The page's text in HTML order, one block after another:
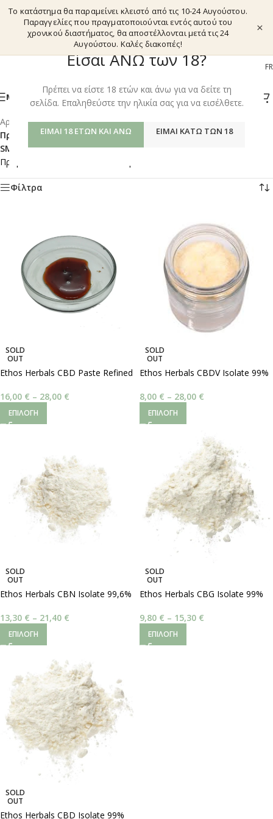
Είσαι ΑΝΩ των 18?
Πρέπει να είστε 18 ετών και άνω για να δείτε τη
σελίδα. Επαληθεύστε την ηλικία σας για να εισέλθετε.
ΕΊΜΑΙ 18 ΕΤΏΝ ΚΑΙ ΆΝΩ ΕΊΜΑΙ ΚΆΤΩ ΤΩΝ 18
Το κατάστημα θα παραμείνει κλειστό από τις 10-24 Αυγούστου.
Παραγγελίες που πραγματοποιούνται εντός αυτού του
χρονικού διαστήματος, θα αποστέλλονται μετά τις 24
Αυγούστου. Καλές διακοπές!
×
EL FR
ΜΕΝΟΎ
Αρχική σελίδα/Shop/
Προϊόντα με ετικέτα “CANNABIS ISOLATES – AFTERNOON
SMOKE & VAPE”
Προβάλλονται όλα - 5 αποτελέσματα
Φίλτρα
SOLD
OUT
Ethos Herbals CBD Paste Refined
16,00 € – 28,00 €
ΕΠΙΛΟΓΉ
SOLD
OUT
Ethos Herbals CBDV Isolate 99%
8,00 € – 28,00 €
ΕΠΙΛΟΓΉ
SOLD
OUT
Ethos Herbals CBN Isolate 99,6%
13,30 € – 21,40 €
ΕΠΙΛΟΓΉ
SOLD
OUT
Ethos Herbals CBG Isolate 99%
9,80 € – 15,30 €
ΕΠΙΛΟΓΉ
SOLD
OUT
Ethos Herbals CBD Isolate 99%